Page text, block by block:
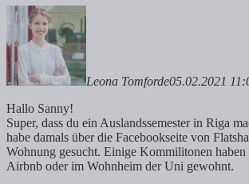
Leona Tomforde05.02.2021
Hallo Sanny!
Super, dass du ein Auslandssemester in Riga
habe damals über die Facebookseite von
Wohnung gesucht. Einige Kommilitonen haben
Airbnb oder im Wohnheim der Uni gewohnt.